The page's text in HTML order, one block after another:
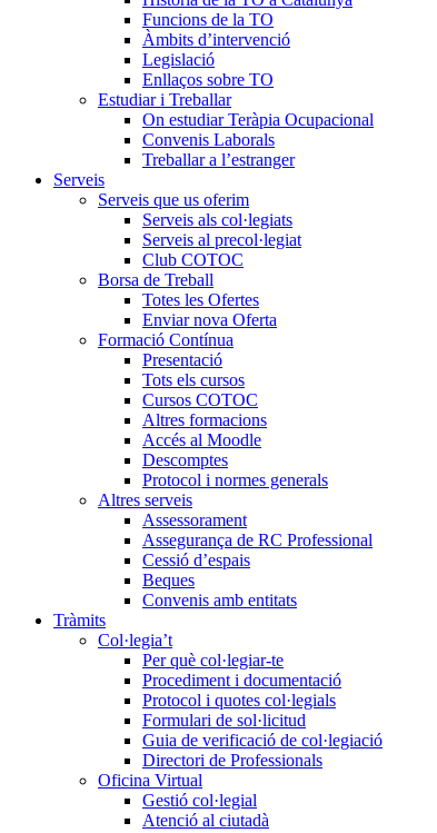
Funcions de la TO
Àmbits d’intervenció
Legislació
Enllaços sobre TO
Estudiar i Treballar
On estudiar Teràpia Ocupacional
Convenis Laborals
Treballar a l’estranger
Serveis
Serveis que us oferim
Serveis als col·legiats
Serveis al precol·legiat
Club COTOC
Borsa de Treball
Totes les Ofertes
Enviar nova Oferta
Formació Contínua
Presentació
Tots els cursos
Cursos COTOC
Altres formacions
Accés al Moodle
Descomptes
Protocol i normes generals
Altres serveis
Assessorament
Assegurança de RC Professional
Cessió d’espais
Beques
Convenis amb entitats
Tràmits
Col·legia’t
Per què col·legiar-te
Procediment i documentació
Protocol i quotes col·legials
Formulari de sol·licitud
Guia de verificació de col·legiació
Directori de Professionals
Oficina Virtual
Gestió col·legial
Atenció al ciutadà